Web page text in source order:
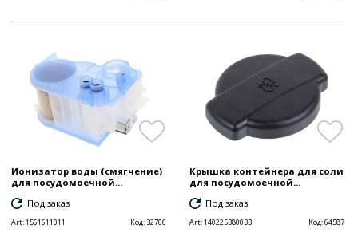
Ионизатор воды (смягчение)
для посудомоечной...
Под заказ
Art:1561611011 Код: 32706
Крышка контейнера для соли
для посудомоечной...
Под заказ
Art:140225380033 Код:64587